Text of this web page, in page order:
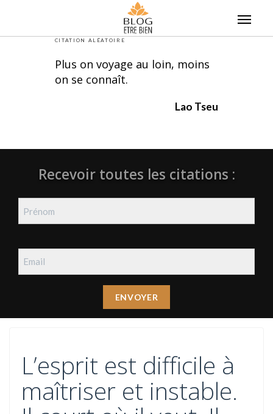
CITATION ALÉATOIRE
Plus on voyage au loin, moins
on se connaît.
Lao Tseu
Recevoir toutes les citations :
L’esprit est difficile à
maîtriser et instable.